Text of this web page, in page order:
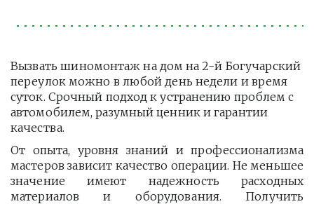
Вызвать шиномонтаж на дом на 2-й Богучарский
переулок можно в любой день недели и время
суток. Срочный подход к устранению проблем с
автомобилем, разумный ценник и гарантии
качества.
От опыта, уровня знаний и профессионализма
мастеров зависит качество операции. Не меньшее
значение имеют надежность расходных
материалов и оборудования. Получить